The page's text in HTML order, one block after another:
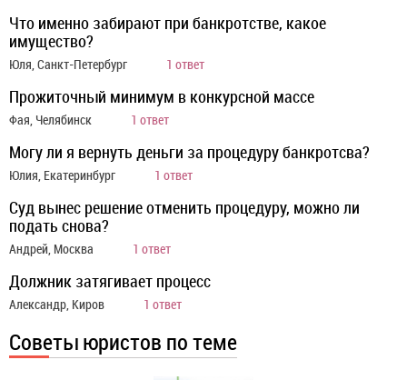
Что именно забирают при банкротстве, какое
имущество?
Юля, Санкт-Петербург 1 ответ
Прожиточный минимум в конкурсной массе
Фая, Челябинск 1 ответ
Могу ли я вернуть деньги за процедуру банкротсва?
Юлия, Екатеринбург 1 ответ
Суд вынес решение отменить процедуру, можно ли
подать снова?
Андрей, Москва 1 ответ
Должник затягивает процесс
Александр, Киров 1 ответ
Советы юристов по теме